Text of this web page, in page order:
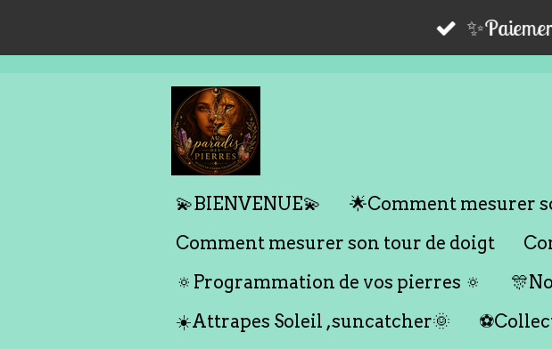
au
💫BIENVENUE💫
🌟Comment mesurer
Comment mesurer son tour de doigt
🔅Programmation de vos pierres 🔅
☀️Attrapes Soleil ,suncatcher🌞